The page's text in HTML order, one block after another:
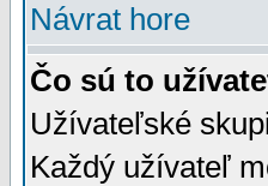
Návrat hore
Čo sú to
Užívateľské
Každý užívateľ